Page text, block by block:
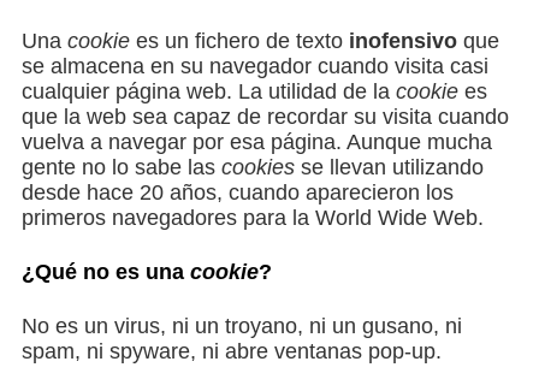
Una cookie es un fichero de texto inofensivo que
se almacena en su navegador cuando visita casi
cualquier página web. La utilidad de la cookie es
que la web sea capaz de recordar su visita cuando
vuelva a navegar por esa página. Aunque mucha
gente no lo sabe las cookies se llevan utilizando
desde hace 20 años, cuando aparecieron los
primeros navegadores para la World Wide Web.
¿Qué no es una cookie?
No es un virus, ni un troyano, ni un gusano, ni
spam, ni spyware, ni abre ventanas pop-up.